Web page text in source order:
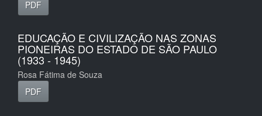
PDF
EDUCAÇÃO E CIVILIZAÇÃO NAS ZONAS
PIONEIRAS DO ESTADO DE SÃO PAULO
(1933 - 1945)
Rosa Fátima de Souza
PDF